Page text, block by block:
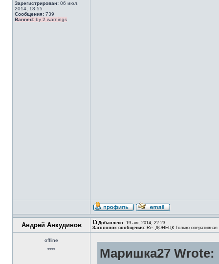
Зарегистрирован: 06 июл,
2014, 18:55
Сообщения: 739
Banned: by 2 warnings
Андрей Анкудинов Добавлено: 19 авг, 2014, 22:23
Заголовок сообщения: Re: ДОНЕЦК Только оперативная
offline
****
Маришка27 Wrote: